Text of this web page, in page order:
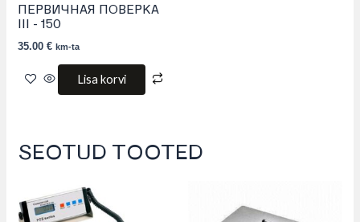
ПЕРВИЧНАЯ ПОВЕРКА
III – 150
35.00€ km-ta
Lisa korvi
SEOTUD TOOTED